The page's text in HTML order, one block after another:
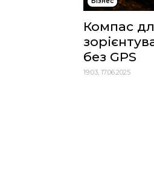
Компас
без GPS
19:03, 17.06.2025